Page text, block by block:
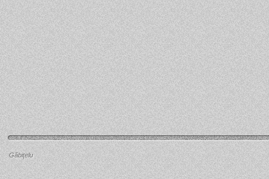
Găbiţelu